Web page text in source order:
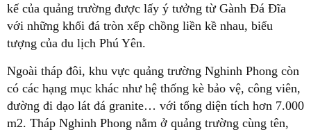
kế của quảng trường được lấy ý tưởng từ Gành Đá Đĩa
với những khối đá tròn xếp chồng liền kề nhau, biểu
tượng của du lịch Phú Yên.
Ngoài tháp đôi, khu vực quảng trường Nghinh Phong còn
có các hạng mục khác như hệ thống kè bảo vệ, công viên,
đường đi dạo lát đá granite… với tổng diện tích hơn 7.000
m2. Tháp Nghinh Phong nằm ở quảng trường cùng tên,